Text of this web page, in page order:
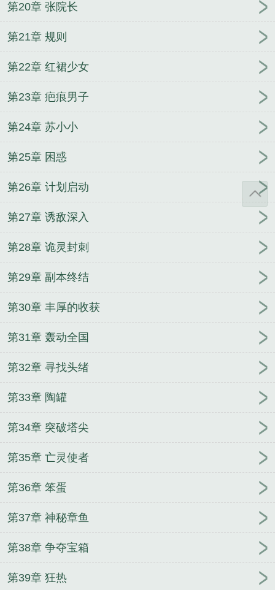
第20章 张院长
第21章 规则
第22章 红裙少女
第23章 疤痕男子
第24章 苏小小
第25章 困惑
第26章 计划启动
第27章 诱敌深入
第28章 诡灵封刺
第29章 副本终结
第30章 丰厚的收获
第31章 轰动全国
第32章 寻找头绪
第33章 陶罐
第34章 突破塔尖
第35章 亡灵使者
第36章 笨蛋
第37章 神秘章鱼
第38章 争夺宝箱
第39章 狂热